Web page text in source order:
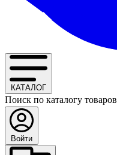
КАТАЛОГ
Поиск по каталогу товаров
Войти